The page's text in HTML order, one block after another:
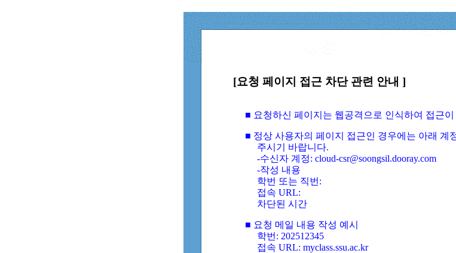
[요청 페이지 접근 차단 관련 안내 ]
■ 요청하신 페이지는 웹공격으로 인식하여 접근
■ 정상 사용자의 페이지 접근인 경우에는 아래 계
주시기 바랍니다.
-수신자 계정: cloud-csr@soongsil.dooray.com
-작성 내용
학번 또는 직번:
접속 URL:
차단된 시간
■ 요청 메일 내용 작성 예시
학번: 202512345
접속 URL: myclass.ssu.ac.kr